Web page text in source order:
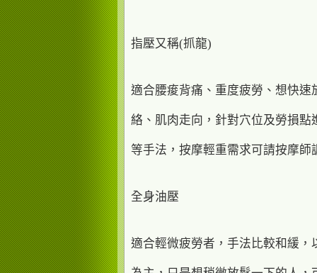
指壓又稱(抓龍)
適合腰痠背痛、重度疲勞、想快速
絡、肌肉走向，針對穴位及勞損點
等手法，按摩輕重需求可請按摩師
全身油壓
適合輕微疲勞者，手法比較和緩，